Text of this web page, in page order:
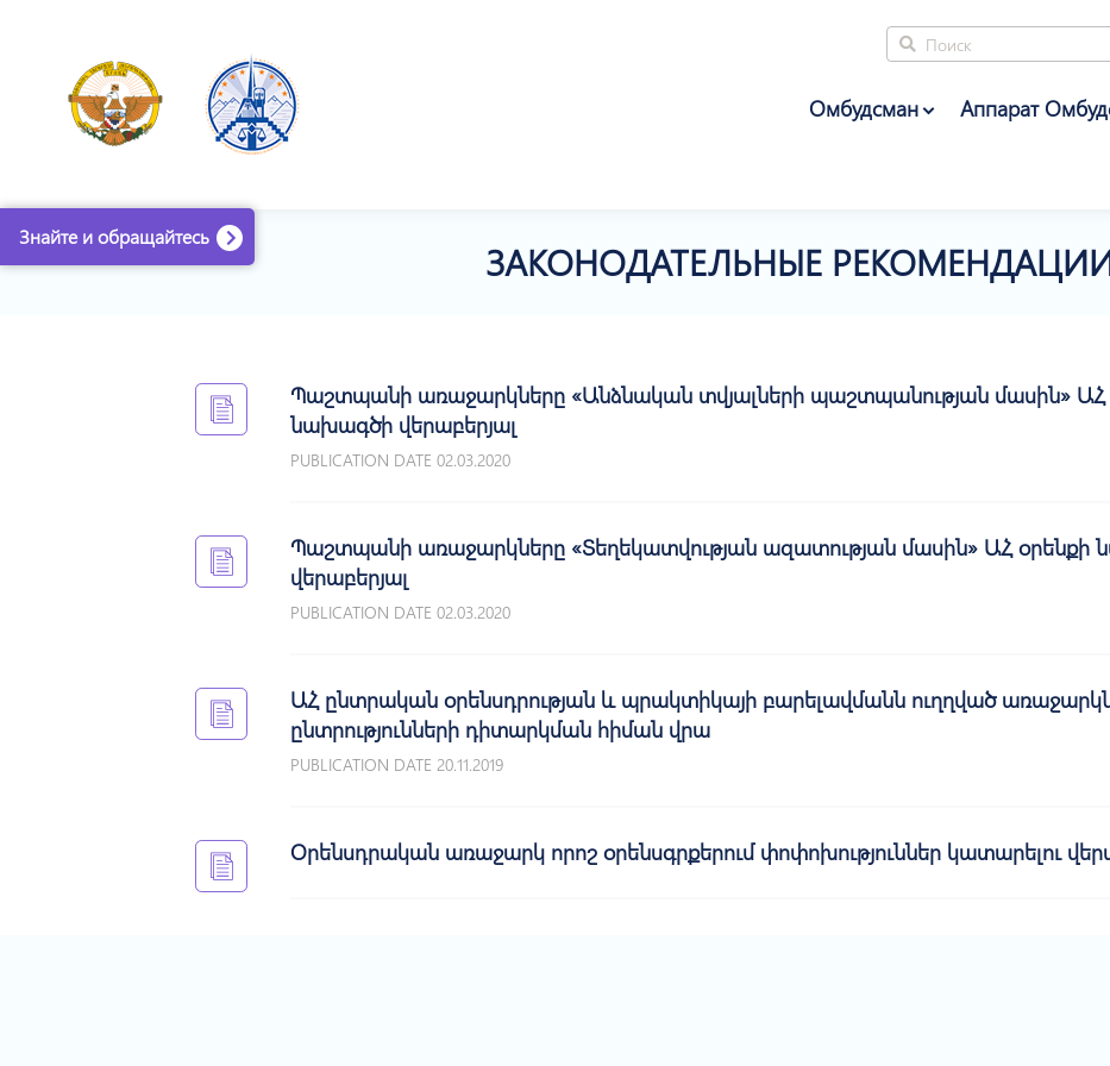
Знайте и обращайтесь
Омбудсман Аппарат
ЗАКОНОДАТЕЛЬНЫЕ
Պաշտպանի առաջարկները «Անձնական տվյալների պաշտպանության մասին» ԱՀ
նախագծի վերաբերյալ
PUBLICATION DATE 02.03.2020
Պաշտպանի առաջարկները «Տեղեկատվության ազատության մասին» ԱՀ օրենքի
վերաբերյալ
PUBLICATION DATE 02.03.2020
ԱՀ ընտրական օրենսդրության և պրակտիկայի բարելավմանն ուղղված
ընտրությունների դիտարկման հիման վրա
PUBLICATION DATE 20.11.2019
Օրենսդրական առաջարկ որոշ օրենսգրքերում փոփոխություններ կատարելու